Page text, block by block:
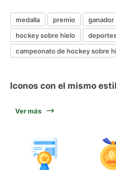
medalla premio ganador
hockey sobre hielo
campeonato de hockey sobre
Iconos con el mismo
Ver más